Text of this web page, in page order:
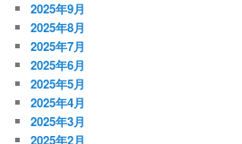
2025年9月
2025年8月
2025年7月
2025年6月
2025年5月
2025年4月
2025年3月
2025年2月